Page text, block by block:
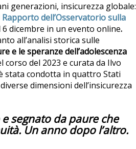
generazioni, insicurezza globale:
Rapporto dell’Osservatorio sulla
dicembre in un evento online.
all’analisi storica sulle
e le speranze dell’adolescenza
corso del 2023 e curata da Ilvo
stata condotta in quattro Stati
dimensioni dell’insicurezza
segnato da paure che
Un anno dopo l’altro.